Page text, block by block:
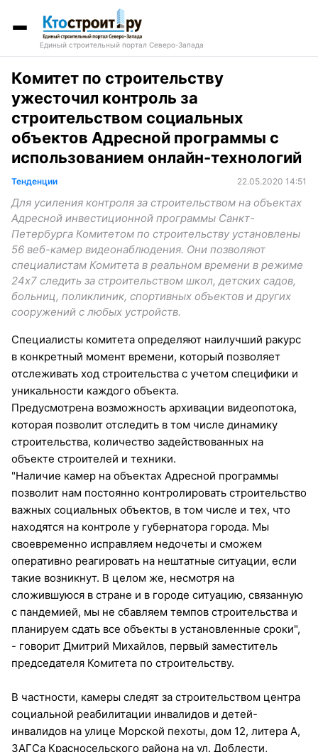
Единый строительный портал Северо-Запада
Комитет по строительству
ужесточил контроль за
строительством социальных
объектов Адресной программы с
использованием онлайн-технологий
Тенденции 22.05.2020 14:51
Для усиления контроля за строительством на объектах
Адресной инвестиционной программы Санкт-
Петербурга Комитетом по строительству установлены
56 веб-камер видеонаблюдения. Они позволяют
специалистам Комитета в реальном времени в режиме
24х7 следить за строительством школ, детских садов,
больниц, поликлиник, спортивных объектов и других
сооружений с любых устройств.
Специалисты комитета определяют наилучший ракурс
в конкретный момент времени, который позволяет
отслеживать ход строительства с учетом специфики и
уникальности каждого объекта.
Предусмотрена возможность архивации видеопотока,
которая позволит отследить в том числе динамику
строительства, количество задействованных на
объекте строителей и техники.
"Наличие камер на объектах Адресной программы
позволит нам постоянно контролировать строительство
важных социальных объектов, в том числе и тех, что
находятся на контроле у губернатора города. Мы
своевременно исправляем недочеты и сможем
оперативно реагировать на нештатные ситуации, если
такие возникнут. В целом же, несмотря на
сложившуюся в стране и в городе ситуацию, связанную
с пандемией, мы не сбавляем темпов строительства и
планируем сдать все объекты в установленные сроки",
- говорит Дмитрий Михайлов, первый заместитель
председателя Комитета по строительству.
В частности, камеры следят за строительством центра
социальной реабилитации инвалидов и детей-
инвалидов на улице Морской пехоты, дом 12, литера А,
ЗАГСа Красносельского района на ул. Доблести,